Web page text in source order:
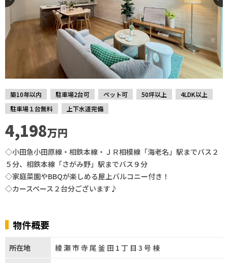
築10年以内 駐車場2台可 ペット可 50坪以上
4LDK以上
駐車場１台無料
上下水道完備
4,198万円
◇小田急小田原線・相鉄本線・ＪＲ相模線「海老名」駅までバス２
５分、相鉄本線「さがみ野」駅までバス９分
◇家庭菜園やBBQが楽しめる屋上バルコニー付き！
◇カースペース２台分ございます♪
物件概要
所在地 綾瀬市寺尾釜田1丁目3号棟